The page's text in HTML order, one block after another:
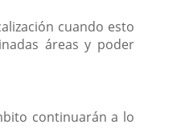
cuando esto
áreas y poder
continuarán a lo